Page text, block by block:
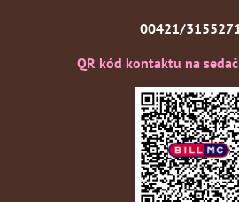
00421/
QR kód kontaktu na